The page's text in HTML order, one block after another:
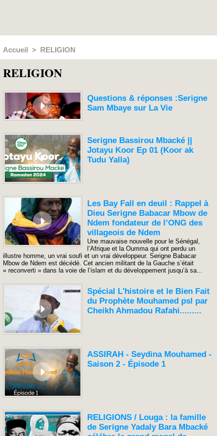
Accueil > RELIGION
RELIGION
Questions & réponses :Serigne
Sam Mbaye sur La Vie
Serigne Bassirou Mbacké ||
Jotayu Koor Ep 01 (Koor ak
Tudu Yalla)
Les Bay Fall en deuil : Rappel à
Dieu Serigne Babacar Mbow de
Ndem fondateur de l’ONG des
villageois de Ndem
Une mauvaise nouvelle pour le Sénégal,
l’Afrique et la Oumma qui ont perdu un
illustre homme, un vrai soufi et un vrai développeur. Serigne Babacar
Mbow de Ndem est décédé. Cet ancien militant de la Gauche s’était
« reconverti » dans la voie de l’islam et du développement jusqu’à sa...
Spécial L'histoire et le Bien Fait
du Prophète Mouhamed psl par
Cheikh Ahmadou Rafahi.........
ASSIRAH - Seydina Mouhamed -
Saison 2 - Épisode 1
RELIGIONS / Louga : la famille
de Serigne Yadaly Bara Mbacké